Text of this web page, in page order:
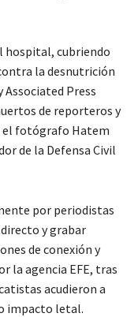
hospital, cubriendo
la desnutrición
Associated Press
de reporteros y
fotógrafo Hatem
de la Defensa Civil
por periodistas
y grabar
de conexión y
la agencia EFE, tras
acudieron a
impacto letal.